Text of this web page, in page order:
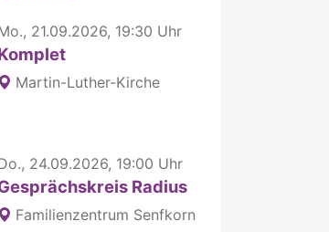
21.09.2026, 19:30 Uhr
Martin-Luther-Kirche
24.09.2026, 19:00 Uhr
Radius
Familienzentrum Senfkorn